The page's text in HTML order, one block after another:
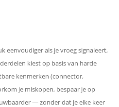
eenvoudiger als je vroeg signaleert,
kiest op basis van harde
kenmerken (connector,
je miskopen, bespaar je op
— zonder dat je elke keer